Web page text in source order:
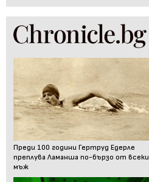
Преди 100 години Гертруд Едерле
преплува Ламанша по-бързо от всеки
мъж